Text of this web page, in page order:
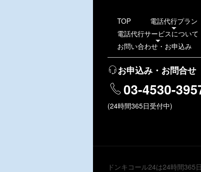
TOP 電話代行プラン
電話代行サービスについて
お問い合わせ・お申込み
お申込み・お問合せ
03-4530-
(24時間365日受付中)
ドンキコール24は24時間365